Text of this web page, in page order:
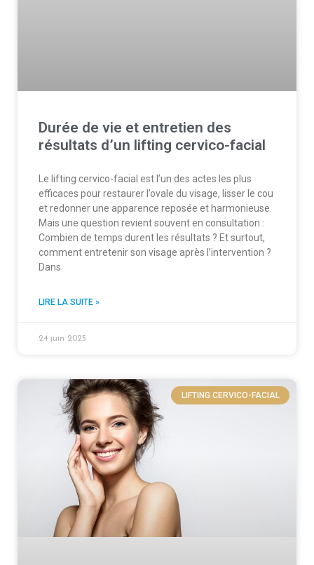
Durée de vie et entretien des
résultats d’un lifting cervico-facial
Le lifting cervico-facial est l’un des actes les plus
efficaces pour restaurer l’ovale du visage, lisser le cou
et redonner une apparence reposée et harmonieuse.
Mais une question revient souvent en consultation :
Combien de temps durent les résultats ? Et surtout,
comment entretenir son visage après l’intervention ?
Dans
LIRE LA SUITE »
24 juin 2025
LIFTING CERVICO-FACIAL